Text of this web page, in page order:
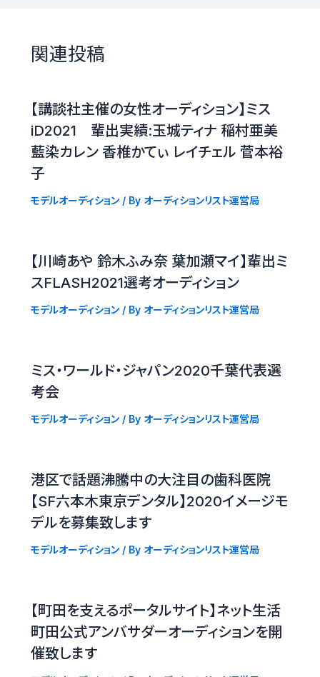
関連投稿
【講談社主催の女性オーディション】ミス
iD2021 輩出実績:玉城ティナ 稲村亜美
藍染カレン 香椎かてぃ レイチェル 菅本裕
子
モデルオーディション/ By オーディションリスト運営局
【川崎あや 鈴木ふみ奈 葉加瀬マイ】輩出ミ
スFLASH2021選考オーディション
モデルオーディション/ By オーディションリスト運営局
ミス・ワールド・ジャパン2020千葉代表選
考会
モデルオーディション/ By オーディションリスト運営局
港区で話題沸騰中の大注目の歯科医院
【SF六本木東京デンタル】2020イメージモ
デルを募集致します
モデルオーディション/ By オーディションリスト運営局
【町田を支えるポータルサイト】ネット生活
町田公式アンバサダーオーディションを開
催致します